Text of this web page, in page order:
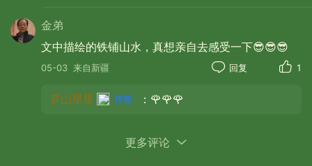
金弟
文中描绘的铁铺山水，真想亲自去感受一下😎😎😎
05-03 来自新疆 回复 1
罗山星星 ：🌹🌹🌹
更多评论